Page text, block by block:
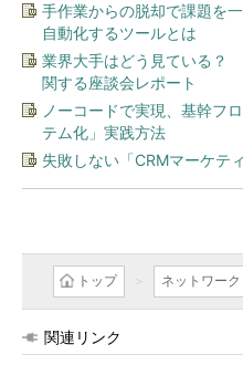
手作業からの脱却で課題を
自動化するツールとは
業界大手はどう見ている？
関する座談会レポート
ノーコードで実現、基幹フ
テム化」実践方法
失敗しない「CRMマーケテ
トップ ネットワーク
関連リンク